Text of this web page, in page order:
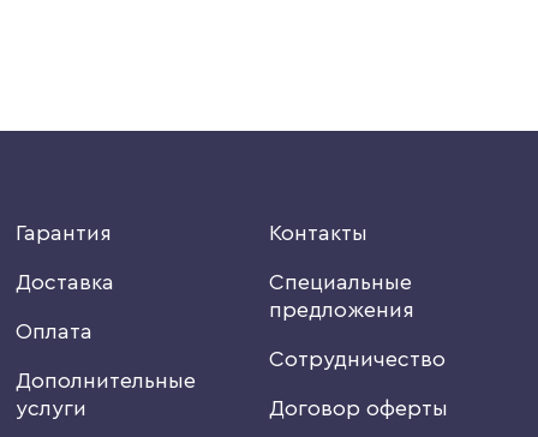
Гарантия
Доставка
Оплата
Дополнительные
услуги
Контакты
Специальные
предложения
Сотрудничество
Договор оферты